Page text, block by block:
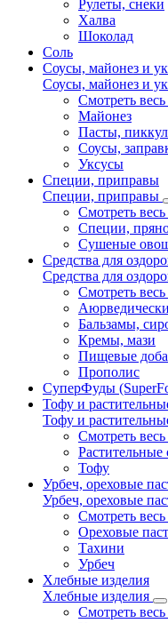
Рулеты, снеки
Халва
Шоколад
Соль
Соусы, майонез и
Соусы, майонез и
Смотреть весь
Майонез
Пасты,
Соусы,
Уксусы
Специи, приправы
Специи, приправы
Смотреть весь
Специи,
Сушеные
Средства для
Средства для
Смотреть весь
Бальзамы,
Кремы, мази
Пищевые
Прополис
СуперФуды
Тофу и
Тофу и
Смотреть весь
Тофу
Урбеч, ореховые
Урбеч, ореховые
Смотреть весь
Ореховые
Тахини
Урбеч
Хлебные изделия
Хлебные изделия
Смотреть весь